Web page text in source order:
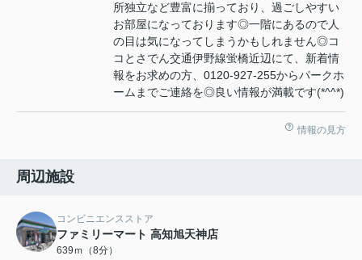
所独立など豊富に揃っており、過ごしやすい
お部屋になっております◎一階にあるので人
の目は気になってしまうかもしれません◎コ
コとさでん交通伊野線蛍橋近辺にて、新着情
報をお求めの方、0120-927-255からパークホ
ームまでご連絡を◎良い情報が満載です(*^^*)
情報の見方
周辺施設
コンビニエンスストア
ファミリーマート 高知旭天神店
639ｍ（8分）